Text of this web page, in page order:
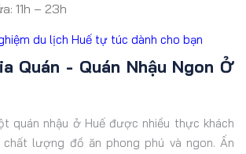
11h – 23h
du lịch Huế tự túc dành cho bạn
Quán - Quán Nhậu Ngon Ở
quán nhậu ở Huế được nhiều thực khách
lượng đồ ăn phong phú và ngon. Ấn